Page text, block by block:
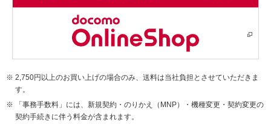
2,750円以上のお買い上げの場合のみ、送料は当社負担とさせていただきま
す。
「事務手数料」には、新規契約・のりかえ（MNP）・機種変更・契約変更の
契約手続きに伴う料金が含まれます。